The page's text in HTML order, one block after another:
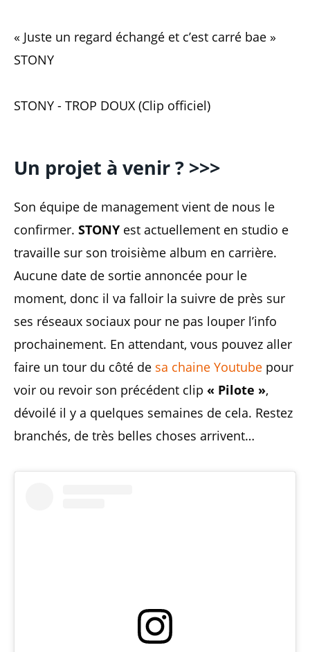
« Juste un regard échangé et c’est carré bae »
STONY
STONY - TROP DOUX (Clip officiel)
Un projet à venir ? >>>
Son équipe de management vient de nous le
confirmer. STONY est actuellement en studio e
travaille sur son troisième album en carrière.
Aucune date de sortie annoncée pour le
moment, donc il va falloir la suivre de près sur
ses réseaux sociaux pour ne pas louper l’info
prochainement. En attendant, vous pouvez aller
faire un tour du côté de sa chaine Youtube pour
voir ou revoir son précédent clip « Pilote »,
dévoilé il y a quelques semaines de cela. Restez
branchés, de très belles choses arrivent…